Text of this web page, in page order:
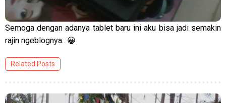
Semoga dengan adanya tablet baru ini aku bisa jadi semakin
rajin ngeblognya.. 😀
Related Posts